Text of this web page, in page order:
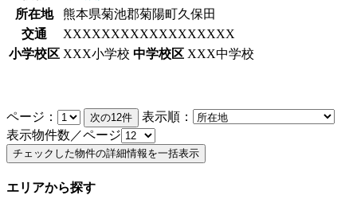
所在地
熊本県菊池郡菊陽町久保田
交通
XXXXXXXXXXXXXXXXXX
小学校区 XXX小学校 中学校区 XXX中学校
ページ：
表示順：
表示物件数／ページ
エリアから探す